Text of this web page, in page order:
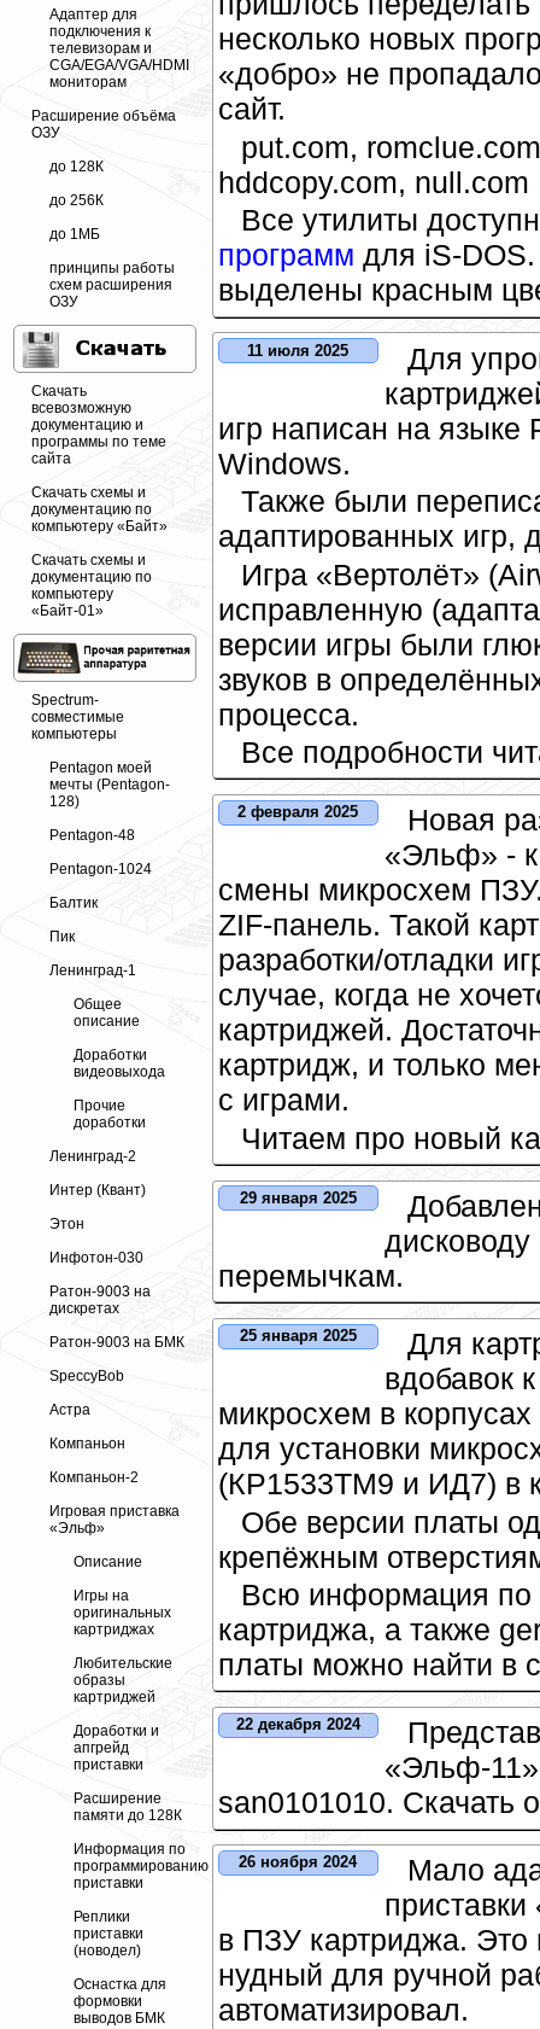
Адаптер для
подключения к
телевизорам и
CGA/EGA/VGA/HDMI
мониторам
Расширение объёма
ОЗУ
до 128К
до 256К
до 1МБ
принципы работы
схем расширения
ОЗУ
Скачать
всевозможную
документацию и
программы по теме
сайта
Скачать схемы и
документацию по
компьютеру «Байт»
Скачать схемы и
документацию по
компьютеру
«Байт-01»
Spectrum-
совместимые
компьютеры
Pentagon моей
мечты (Pentagon-
128)
Pentagon-48
Pentagon-1024
Балтик
Пик
Ленинград-1
Общее
описание
Доработки
видеовыхода
Прочие
доработки
Ленинград-2
Интер (Квант)
Этон
Инфотон-030
Ратон-9003 на
дискретах
Ратон-9003 на БМК
SpeccyBob
Астра
Компаньон
Компаньон-2
Игровая приставка
«Эльф»
Описание
Игры на
оригинальных
картриджах
Любительские
образы
картриджей
Доработки и
апгрейд
приставки
Расширение
памяти до 128К
Информация по
программированию
приставки
Реплики
приставки
(новодел)
Оснастка для
формовки
выводов БМК
несколько новых
«добро» не
сайт.
put.com,
hddcopy.com, null.com
Все утилиты
программ для iS-
выделены красным
11 июля 2025
Для
игр написан на
Windows.
Также были
адаптированных игр,
Игра «Вертолёт»
исправленную
версии игры были
звуков в
процесса.
Все подробности
2 февраля 2025
Новая
«Эльф» -
смены микросхем
ZIF-панель. Такой
разработки/отладки
случае, когда не
картриджей.
картридж, и только
с играми.
Читаем про новый
29 января 2025
дисководу
перемычкам.
25 января 2025
Для
вдобавок
микросхем в
для установки
(КР1533ТМ9 и ИД7) в
Обе версии платы
крепёжным
Всю информация по
картриджа, а также
платы можно найти в
22 декабря 2024
«Эльф-11»
san0101010. Скачать
26 ноября 2024
Мало
в ПЗУ картриджа. Это
нудный для ручной
автоматизировал.